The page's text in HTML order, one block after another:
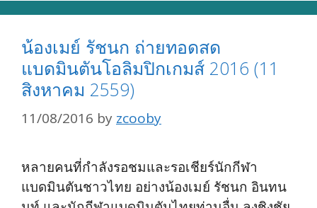
น้องเมย์ รัชนก ถ่ายทอดสด
แบดมินตันโอลิมปิกเกมส์ 2016 (11
สิงหาคม 2559)
11/08/2016 by zcooby
หลายคนที่กำลังรอชมและรอเชียร์นักกีฬา
แบดมินตันชาวไทย อย่างน้องเมย์ รัชนก อินทน